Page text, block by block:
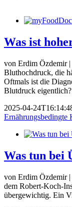
Was ist
von Erdim Özdemir |
Bluthochdruck, die
Oftmals ist die
Blutdruck eigentlich?
2025-04-
Ernährungsbedingte
Was tun bei
von Erdim Özdemir
dem Robert-Koch-
übergewichtig. Ein